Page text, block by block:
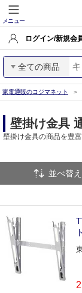
メニュー
ログイン/新規会
全ての商品
家電通販のコジマネット
壁掛け金具
壁掛け金具の商品を豊
並べ替え